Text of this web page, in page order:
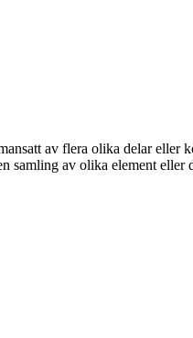
av flera olika delar
av olika element eller